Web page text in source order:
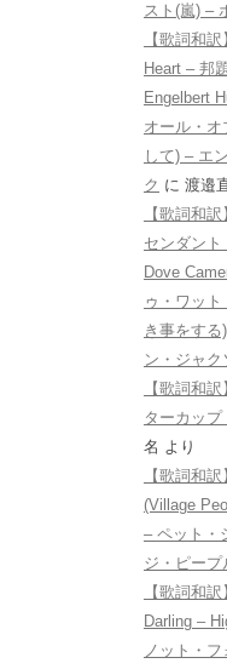
スト(嵐) –
【歌詞和
Heart – 邦
Engelbert
オール・
して) – エ
ク に 渡邉
【歌詞和
センダン
Dove
ゥ・ワッ
き事をす
ン・ジャク
【歌詞和
ターカッ
名 より
【歌詞和
(Village
– ペット・
ジ・ピープ
【歌詞和
Darling –
ノット・